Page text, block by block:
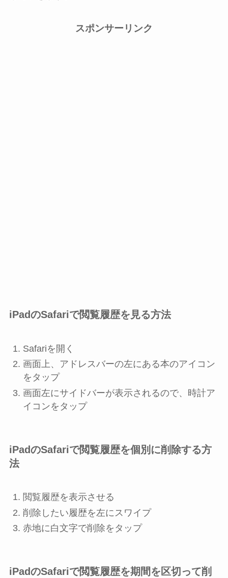
スポンサーリンク
iPadのSafariで閲覧履歴を見る方法
Safariを開く
画面上、アドレスバーの左にある本のアイコン
をタップ
画面左にサイドバーが表示されるので、時計ア
イコンをタップ
iPadのSafariで閲覧履歴を個別に削除する方
法
閲覧履歴を表示させる
削除したい履歴を左にスワイプ
赤地に白文字で削除をタップ
iPadのSafariで閲覧履歴を期間を区切って削